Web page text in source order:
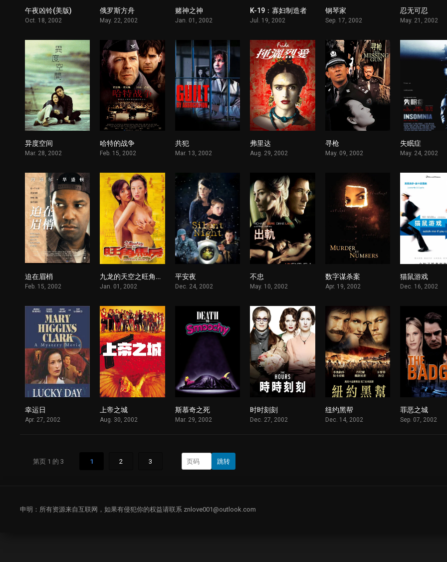
午夜凶铃(美版)
Oct. 18, 2002
俄罗斯方舟
May. 22, 2002
赌神之神
Jan. 01, 2002
K-19：寡妇制造者
Jul. 19, 2002
钢琴家
Sep. 17, 2002
忍无可忍
May. 21, 2002
异度空间
Mar. 28, 2002
哈特的战争
Feb. 15, 2002
共犯
Mar. 13, 2002
弗里达
Aug. 29, 2002
寻枪
May. 09, 2002
失眠症
May. 24, 2002
迫在眉梢
Feb. 15, 2002
1
九龙的天空之旺角马房
Jan. 01, 2002
平安夜
Dec. 24, 2002
不忠
May. 10, 2002
数字谋杀案
Apr. 19, 2002
猫鼠游戏
Dec. 16, 2002
幸运日
Apr. 27, 2002
上帝之城
Aug. 30, 2002
斯慕奇之死
Mar. 29, 2002
时时刻刻
Dec. 27, 2002
纽约黑帮
Dec. 14, 2002
罪恶之城
Sep. 07, 2002
第页 1 的 3 1 2 3 跳转
申明：所有资源来自互联网，如果有侵犯你的权益请联系 znlove001@outlook.com